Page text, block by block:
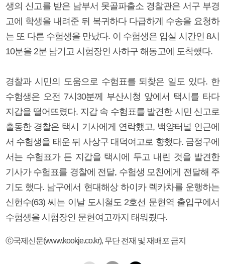
생의 신고를 받은 남부서 못골파출소 경찰관은 서구 부경
고에 학생을 내려준 뒤 복귀하다 다급하게 수송을 요청하
는 또 다른 수험생을 만났다. 이 수험생은 입실 시간인 8시
10분을 2분 남기고 시험장인 사하구 해동고에 도착했다.
경찰과 시민의 도움으로 수험표를 되찾은 일도 있다. 한
수험생은 오전 7시30분께 부산시청 앞에서 택시를 타다
지갑을 떨어뜨렸다. 지갑 속 수험표를 발견한 시민 신고로
출동한 경찰은 택시 기사에게 연락했고, 백양터널 인근에
서 수험생을 태운 뒤 사상구 대덕여고로 향했다. 금정구에
서는 수험표가 든 지갑을 택시에 두고 내린 것을 발견한
기사가 수험표를 경찰에 전달, 수험생 모친에게 전달해 주
기도 했다. 남구에서 현대해상 하이카 렉카차를 운행하는
신헌수(63) 씨는 이날 도시철도 2호선 문현역 출입구에서
수험생을 시험장인 문현여고까지 태워줬다.
ⓒ국제신문(www.kookje.co.kr), 무단 전재 및 재배포 금지